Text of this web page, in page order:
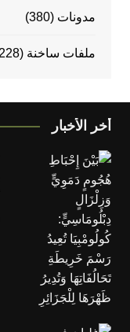
مدونات (380)
ملفات ساخنة (8٬228)
أخر الأخبار